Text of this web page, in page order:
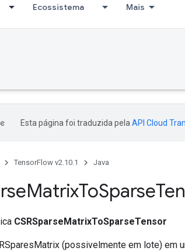
Ecossistema Mais
Esta página foi traduzida pela API Cloud
TensorFlow v2.10.1 Java
MatrixToSparse
CSRSparseMatrixToSparseTensor
(possivelmente em lote) em